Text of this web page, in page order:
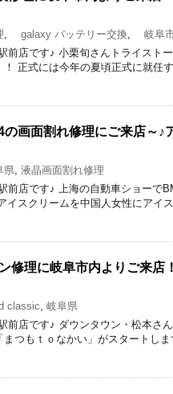
, galaxy バッテリー交換, 岐阜
前店です♪ 小栗旬さんトライスト
！ 正式には今年の夏頃正式に就任
画面割れ修理にご来店～♪
県, 液晶画面割れ修理
前店です♪ 上海の自動車ショーで
イスクリームを中国人女性にアイ
修理に岐阜市内よりご来店
classic, 岐阜県
前店です♪ ダウンタウン・松本さ
つもｔｏなかい」がスタートしま